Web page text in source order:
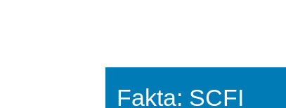
Fakta: SCFI